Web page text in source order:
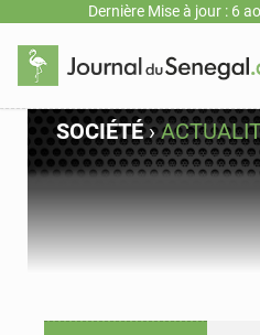
Dernière Mise à jour : 6
SOCIÉTÉ›